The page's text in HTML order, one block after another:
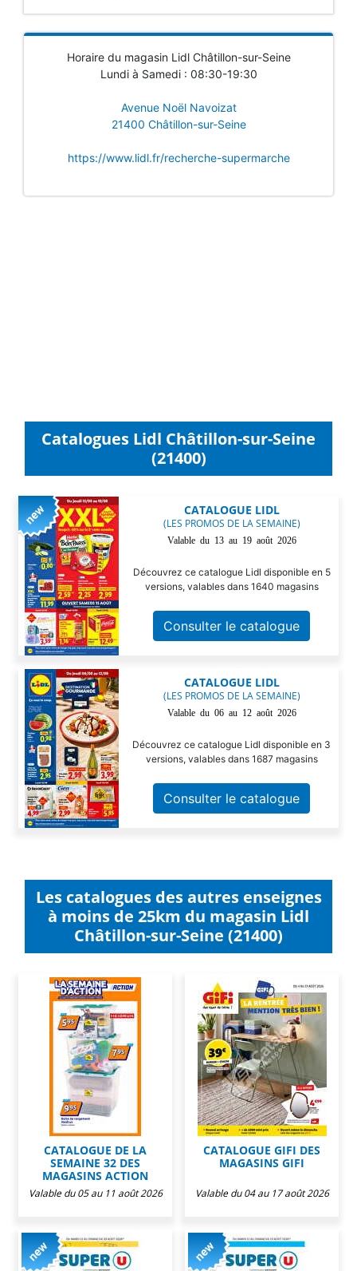
Horaire du magasin Lidl Châtillon-sur-Seine
Lundi à Samedi : 08:30-19:30
Avenue Noël Navoizat
21400 Châtillon-sur-Seine
https://www.lidl.fr/recherche-supermarche
Catalogues Lidl Châtillon-sur-Seine
(21400)
CATALOGUE LIDL
(LES PROMOS DE LA SEMAINE)
Valable du 13 au 19 août 2026
Découvrez ce catalogue Lidl disponible en 5
versions, valables dans 1640 magasins
Consulter le catalogue
CATALOGUE LIDL
(LES PROMOS DE LA SEMAINE)
Valable du 06 au 12 août 2026
Découvrez ce catalogue Lidl disponible en 3
versions, valables dans 1687 magasins
Consulter le catalogue
Les catalogues des autres enseignes
à moins de 25km du magasin Lidl
Châtillon-sur-Seine (21400)
CATALOGUE DE LA
SEMAINE 32 DES
MAGASINS ACTION
Valable du 05 au 11 août 2026
CATALOGUE GIFI DES
MAGASINS GIFI
Valable du 04 au 17 août 2026